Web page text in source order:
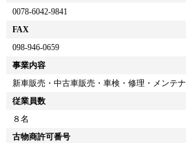
0078-6042-9841
FAX
098-946-0659
事業内容
新車販売・中古車販売・車検・修理・メンテ
従業員数
８名
古物商許可番号